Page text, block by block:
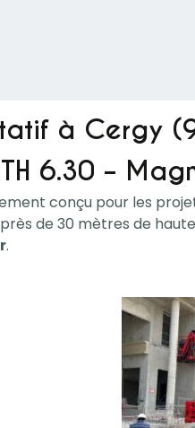
à Cergy
6.30 –
conçu pour les
de 30 mètres de
.